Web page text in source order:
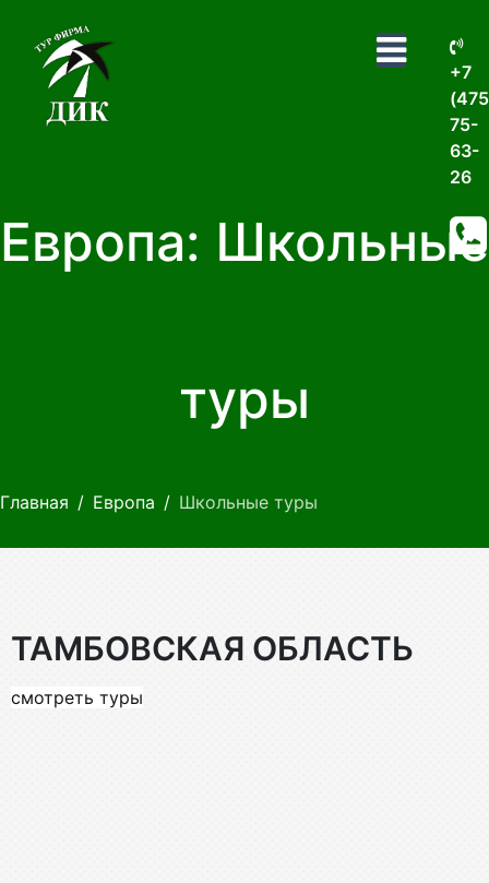
+7
75-
63-
26
Европа: Школьные
туры
Главная Европа Школьные туры
ТАМБОВСКАЯ ОБЛАСТЬ
смотреть туры